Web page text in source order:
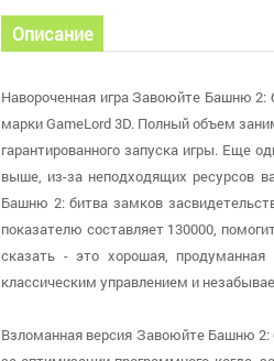
Описание
Навороченная игра Завоюйте Башню 2:
марки GameLord 3D. Полный объем
гарантированного запуска игры. Еще
выше, из-за неподходящих ресурсов
Башню 2: битва замков
показателю составляет 130000,
сказать - это хорошая,
классическим управлением и
Взломанная версия Завоюйте Башню 2: